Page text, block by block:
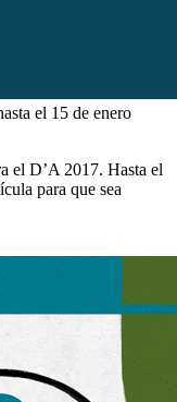
el 15 de enero
el D’A 2017. Hasta el
para que sea